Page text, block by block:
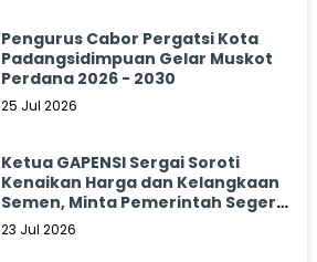
Pengurus Cabor Pergatsi Kota
Padangsidimpuan Gelar Muskot
Perdana 2026 - 2030
25 Jul 2026
Ketua GAPENSI Sergai Soroti
Kenaikan Harga dan Kelangkaan
Semen, Minta Pemerintah Segera
Bertindak
23 Jul 2026